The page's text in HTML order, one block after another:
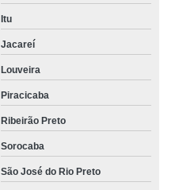
Itu
Jacareí
Louveira
Piracicaba
Ribeirão Preto
Sorocaba
São José do Rio Preto